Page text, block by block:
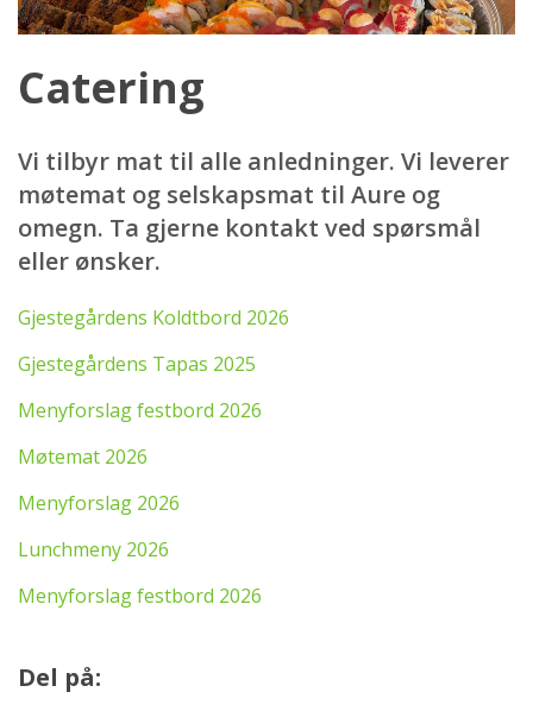
Catering
Vi tilbyr mat til alle anledninger. Vi leverer
møtemat og selskapsmat til Aure og
omegn. Ta gjerne kontakt ved spørsmål
eller ønsker.
Gjestegårdens Koldtbord 2026
Gjestegårdens Tapas 2025
Menyforslag festbord 2026
Møtemat 2026
Menyforslag 2026
Lunchmeny 2026
Menyforslag festbord 2026
Del på: